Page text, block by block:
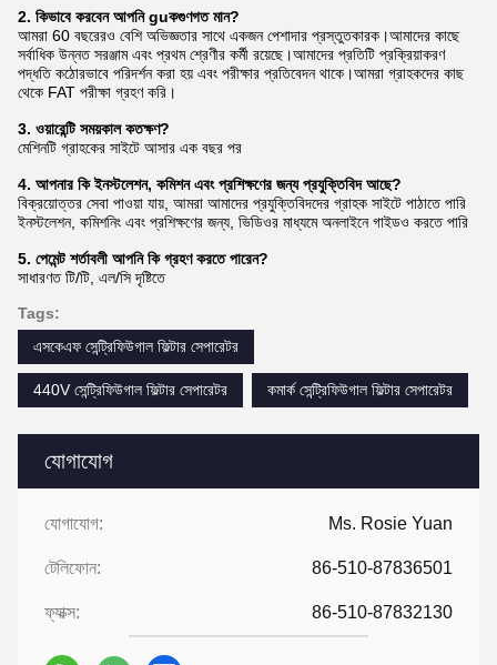
যোগাযোগ
যোগাযোগ: Ms. Rosie Yuan
টেলিফোন: 86-510-87836501
ফ্যাক্স: 86-510-87832130
2. কিভাবে করবেনআপনিguকগুণগত মান?
আমরা 60 বছরেরও বেশি অভিজ্ঞতার সাথে একজন পেশাদার প্রস্তুতকারক।আমাদের কাছে
সর্বাধিক উন্নত সরঞ্জাম এবং প্রথম শ্রেণীর কর্মী রয়েছে।আমাদের প্রতিটি প্রক্রিয়াকরণ
পদ্ধতি কঠোরভাবে পরিদর্শন করা হয় এবং পরীক্ষার প্রতিবেদন থাকে।আমরা গ্রাহকদের কাছ
থেকে FAT পরীক্ষা গ্রহণ করি।
3. ওয়ারেন্টি সময়কাল কতক্ষণ?
মেশিনটি গ্রাহকের সাইটে আসার এক বছর পর
4. আপনার কি ইনস্টলেশন, কমিশন এবং প্রশিক্ষণের জন্য প্রযুক্তিবিদ আছে?
বিক্রয়োত্তর সেবা পাওয়া যায়, আমরা আমাদের প্রযুক্তিবিদদের গ্রাহক সাইটে পাঠাতে পারি
ইনস্টলেশন, কমিশনিং এবং প্রশিক্ষণের জন্য, ভিডিওর মাধ্যমে অনলাইনে গাইডও করতে পারি
5. পেমেন্ট শর্তাবলী আপনি কি গ্রহণ করতে পারেন?
সাধারণত টি/টি, এল/সি দৃষ্টিতে
Tags:
এসকেএফ সেন্ট্রিফিউগাল ফিল্টার সেপারেটর
440V সেন্ট্রিফিউগাল ফিল্টার সেপারেটর কমার্ক সেন্ট্রিফিউগাল ফিল্টার সেপারেটর